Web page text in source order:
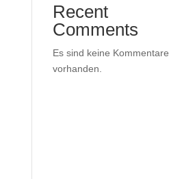
Recent
Comments
Es sind keine Kommentare
vorhanden.